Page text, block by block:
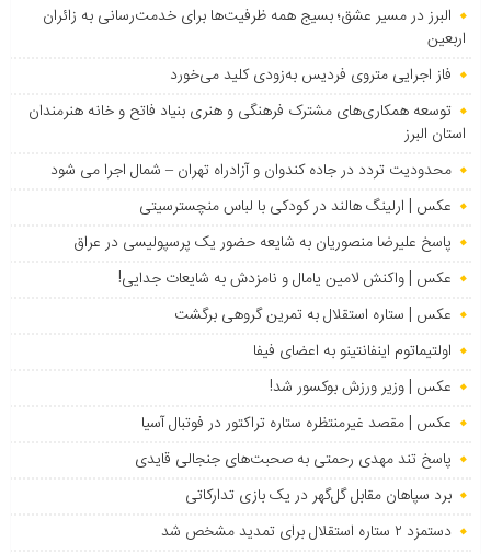
البرز در مسیر عشق؛ بسیج همه ظرفیت‌ها برای خدمت‌رسانی به زائران
اربعین
فاز اجرایی متروی فردیس به‌زودی کلید می‌خورد
توسعه همکاری‌های مشترک فرهنگی و هنری بنیاد فاتح و خانه هنرمندان
استان البرز
محدودیت تردد در جاده کندوان و آزادراه تهران – شمال اجرا می شود
عکس | ارلینگ هالند در کودکی با لباس منچسترسیتی
پاسخ علیرضا منصوریان به شایعه حضور یک پرسپولیسی در عراق
عکس | واکنش لامین یامال و نامزدش به شایعات جدایی!
عکس | ستاره استقلال به تمرین گروهی برگشت
اولتیماتوم اینفانتینو به اعضای فیفا
عکس | وزیر ورزش بوکسور شد!
عکس | مقصد غیرمنتظره ستاره تراکتور در فوتبال آسیا
پاسخ تند مهدی رحمتی به صحبت‌های جنجالی قایدی
برد سپاهان مقابل گل‌گهر در یک بازی تدارکاتی
دستمزد ۲ ستاره استقلال برای تمدید مشخص شد